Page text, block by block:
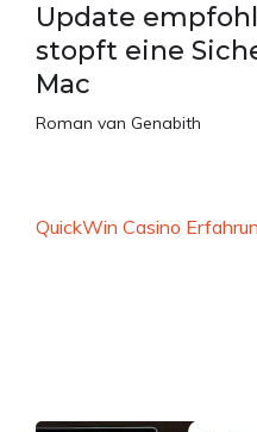
Update
stopft eine
Mac
Roman van Genabith
QuickWin Casino